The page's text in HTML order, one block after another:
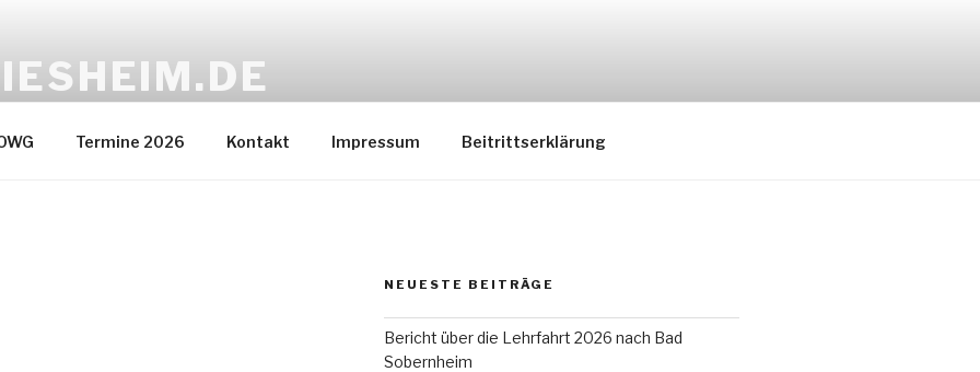
Termine 2026 Kontakt Impressum Beitrittserklärung
NEUESTE BEITRÄGE
Bericht über die Lehrfahrt 2026 nach Bad
Sobernheim